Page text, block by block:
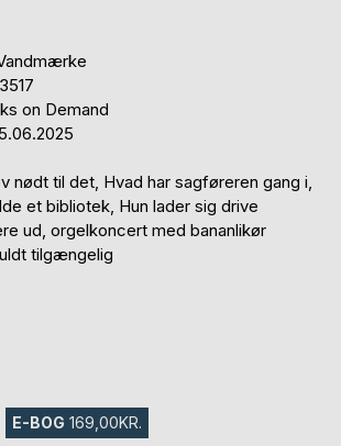
on Demand
nødt til det, Hvad har sagføreren gang i,
et bibliotek, Hun lader sig drive
ud, orgelkoncert med bananlikør
tilgængelig
E-BOG 169,00KR.